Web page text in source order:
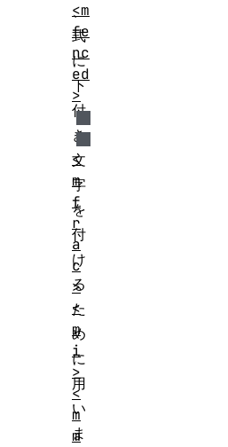
、
式
に
下
付
き
文
字
を
付
け
る
た
め
に
用
い
ま
<m
fe
nc
ed
>
<
m
f
r
a
c
>
<
m
i
>
<
m
m